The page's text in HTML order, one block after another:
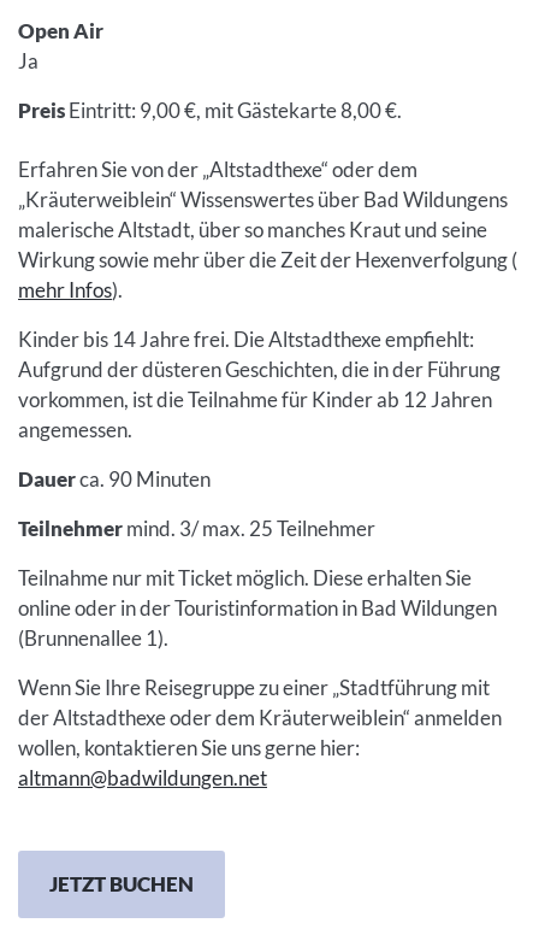
Open Air
Ja
PreisEintritt: 9,00 €, mit Gästekarte 8,00 €.
Erfahren Sie von der „Altstadthexe“ oder dem
„Kräuterweiblein“ Wissenswertes über Bad Wildungens
malerische Altstadt, über so manches Kraut und seine
Wirkung sowie mehr über die Zeit der Hexenverfolgung (
mehr Infos).
Kinder bis 14 Jahre frei. Die Altstadthexe empfiehlt:
Aufgrund der düsteren Geschichten, die in der Führung
vorkommen, ist die Teilnahme für Kinder ab 12 Jahren
angemessen.
Dauerca. 90 Minuten
Teilnehmermind. 3/ max. 25 Teilnehmer
Teilnahme nur mit Ticket möglich. Diese erhalten Sie
online oder in der Touristinformation in Bad Wildungen
(Brunnenallee 1).
Wenn Sie Ihre Reisegruppe zu einer „Stadtführung mit
der Altstadthexe oder dem Kräuterweiblein“ anmelden
wollen, kontaktieren Sie uns gerne hier:
altmann@badwildungen.net
JETZT BUCHEN